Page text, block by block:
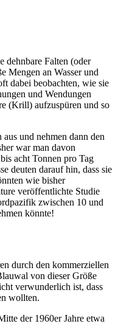
dehnbare Falten (oder
Mengen an Wasser und
dabei beobachten, wie sie
und Wendungen
(Krill) aufzuspüren und so
aus und nehmen dann den
war man davon
acht Tonnen pro Tag
deuten darauf hin, dass sie
wie bisher
veröffentlichte Studie
zwischen 10 und
könnte!
durch den kommerziellen
von dieser Größe
verwunderlich ist, dass
wollten.
der 1960er Jahre etwa